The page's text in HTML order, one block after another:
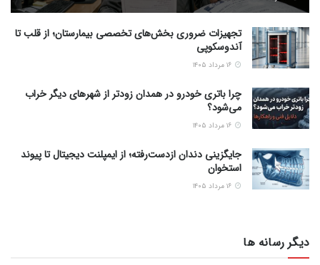
تجهیزات ضروری بخش‌های تخصصی بیمارستان؛ از قلب تا
آندوسکوپی
چرا باتری خودرو در همدان زودتر از شهرهای دیگر خراب
می‌شود؟
جایگزینی دندان ازدست‌رفته؛ از ایمپلنت دیجیتال تا پیوند
استخوان
دیگر رسانه ها